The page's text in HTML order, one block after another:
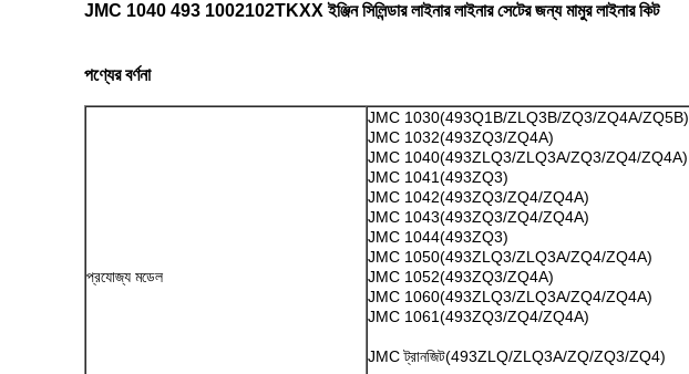
JMC 1040 493 1002102TKXX ইঞ্জিন সিলিন্ডার লাইনার লাইনার সেটের জন্য মামুর লাইনার কিট
পণ্যের বর্ণনা
প্রযোজ্য মডেল
JMC 1030(493Q1B/ZLQ3B/ZQ3/ZQ4A/ZQ5B)
JMC 1032(493ZQ3/ZQ4A)
JMC 1040(493ZLQ3/ZLQ3A/ZQ3/ZQ4/ZQ4A)
JMC 1041(493ZQ3)
JMC 1042(493ZQ3/ZQ4/ZQ4A)
JMC 1043(493ZQ3/ZQ4/ZQ4A)
JMC 1044(493ZQ3)
JMC 1050(493ZLQ3/ZLQ3A/ZQ4/ZQ4A)
JMC 1052(493ZQ3/ZQ4A)
JMC 1060(493ZLQ3/ZLQ3A/ZQ4/ZQ4A)
JMC 1061(493ZQ3/ZQ4/ZQ4A)
JMC ট্রানজিট(493ZLQ/ZLQ3A/ZQ/ZQ3/ZQ4)